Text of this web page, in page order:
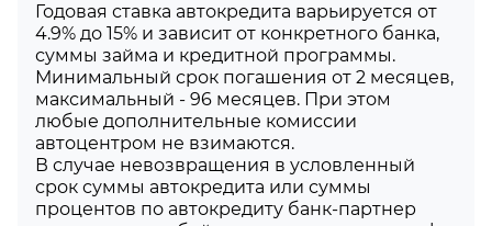
Годовая ставка автокредита варьируется от
4.9% до 15% и зависит от конкретного банка,
суммы займа и кредитной программы.
Минимальный срок погашения от 2 месяцев,
максимальный - 96 месяцев. При этом
любые дополнительные комиссии
автоцентром не взимаются.
В случае невозвращения в условленный
срок суммы автокредита или суммы
процентов по автокредиту банк-партнер